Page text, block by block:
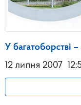
У багатоборстві
12 липня 2007